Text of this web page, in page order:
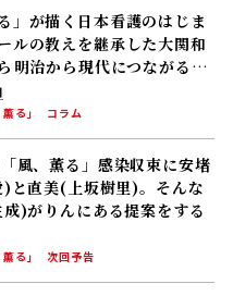
」が描く日本看護のはじま
ルの教えを継承した大関和
――明治から現代につながる道
る」
コラム
風、薫る」感染収束に安堵
と直美(上坂樹里)。そんな
)がりんにある提案をする
る」
次回予告